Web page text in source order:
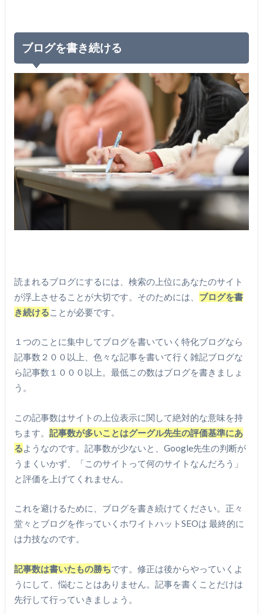
ブログを書き続ける
読まれるブログにするには、検索の上位にあなたのサイト
が浮上させることが大切です。そのためには、 ブログを書
き続ける ことが必要です。
１つのことに集中してブログを書いていく特化ブログなら
記事数２００以上、色々な記事を書いて行く雑記ブログな
ら記事数１０００以上。最低この数はブログを書きましょ
う。
この記事数はサイトの上位表示に関して絶対的な意味を持
ちます。 記事数が多いことはグーグル先生の評価基準にあ
るようなのです。記事数が少ないと、Google先生の判断が
うまくいかず、「このサイトって何のサイトなんだろう」
と評価を上げてくれません。
これを避けるために、ブログを書き続けてください。正々
堂々とブログを作っていくホワイトハットSEOは 最終的に
は力技なのです。
記事数は書いたもの勝ちです。修正は後からやっていくよ
うにして、悩むことはありません。記事を書くことだけは
先行して行っていきましょう。